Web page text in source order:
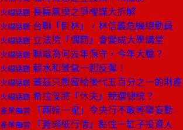
火線話題 長扁黨揆之爭權謀大拆解
火線話題 台聯「倒林」，林信義危機總動員
火線話題 立法院「偶爾」會變成大學講堂
火線話題 聯電為何去年保守，今年大膽？
火線話題 薪水和景氣一起反彈！
火線話題 蓋茲只想留給後代五百分之一的財產
火線話題 希拉蕊將「休夫」競選總統？
產業風雲 「兩線一星」令央行不敢輕舉妄動
產業風雲 「蒼蠅紙行情」黏住一缸子投資人